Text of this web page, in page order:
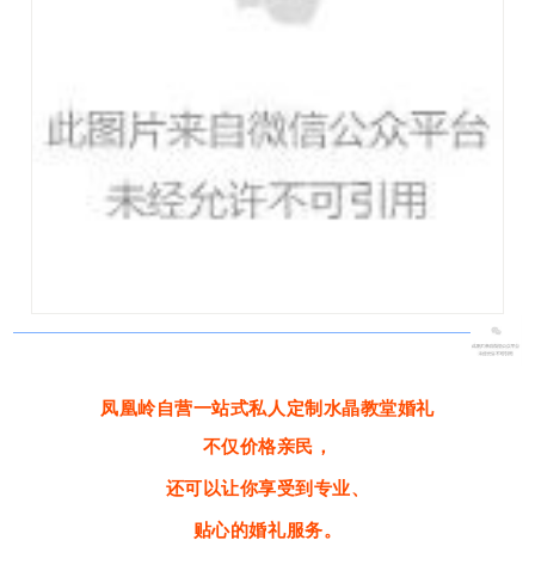
凤凰岭自营一站式私人定制水晶教堂婚礼
不仅价格亲民，
还可以让你享受到专业、
贴心的婚礼服务。